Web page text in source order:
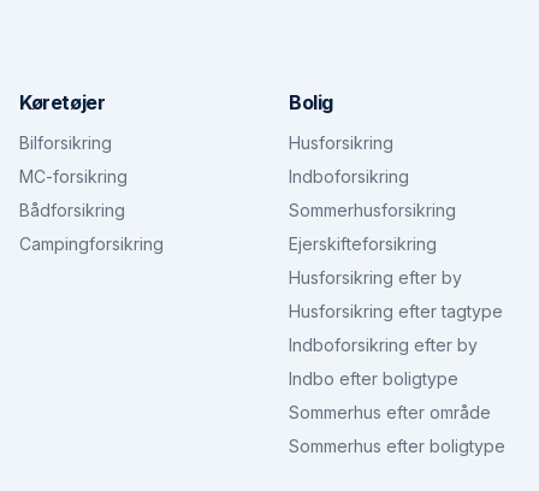
Køretøjer
Bilforsikring
MC-forsikring
Bådforsikring
Campingforsikring
Bolig
Husforsikring
Indboforsikring
Sommerhusforsikring
Ejerskifteforsikring
Husforsikring efter by
Husforsikring efter tagtype
Indboforsikring efter by
Indbo efter boligtype
Sommerhus efter område
Sommerhus efter boligtype